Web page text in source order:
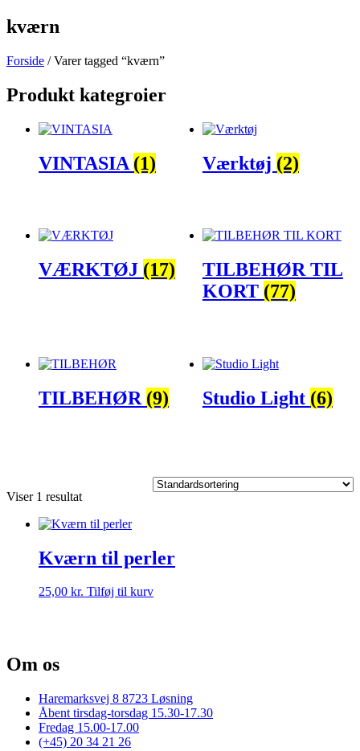
kværn
Forside / Varer tagged “kværn”
Produkt kategroier
VINTASIA (1) Værktøj (2)
VÆRKTØJ (17)
TILBEHØR TIL
KORT (77)
TILBEHØR (9) Studio Light (6)
Viser 1 resultat
Kværn til perler
25,00 kr. Tilføj til kurv
Om os
Haremarksvej 8 8723 Løsning
Åbent tirsdag-torsdag 15.30-17.30
Fredag 15.00-17.00
(+45) 20 34 21 26